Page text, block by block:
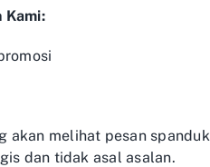
Kami:
akan melihat pesan
dan tidak asal asalan.